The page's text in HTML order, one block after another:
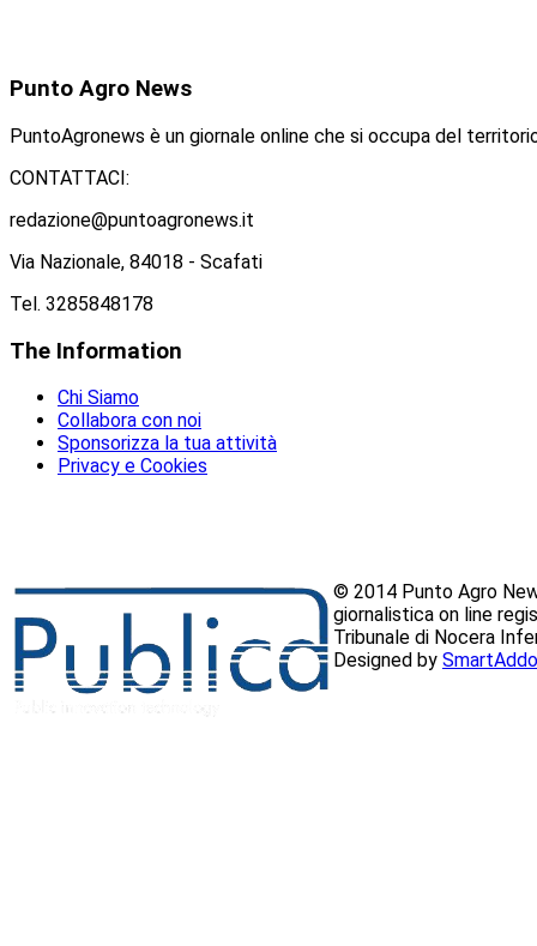
Punto Agro News
PuntoAgronews è un giornale online che si occupa del
CONTATTACI:
redazione@puntoagronews.it
Via Nazionale, 84018 - Scafati
Tel. 3285848178
The Information
Chi Siamo
Collabora con noi
Sponsorizza la tua attività
Privacy e Cookies
© 2014 Punto Agro
giornalistica on line
Tribunale di Nocera
Designed by